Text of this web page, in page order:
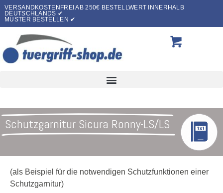
VERSANDKOSTENFREI AB 250€ BESTELLWERT INNERHALB
DEUTSCHLANDS ✔
MUSTER BESTELLEN ✔
Schutzgarnitur Sicura Ronny-LS/LS
(als Beispiel für die notwendigen Schutzfunktionen einer
Schutzgarnitur)